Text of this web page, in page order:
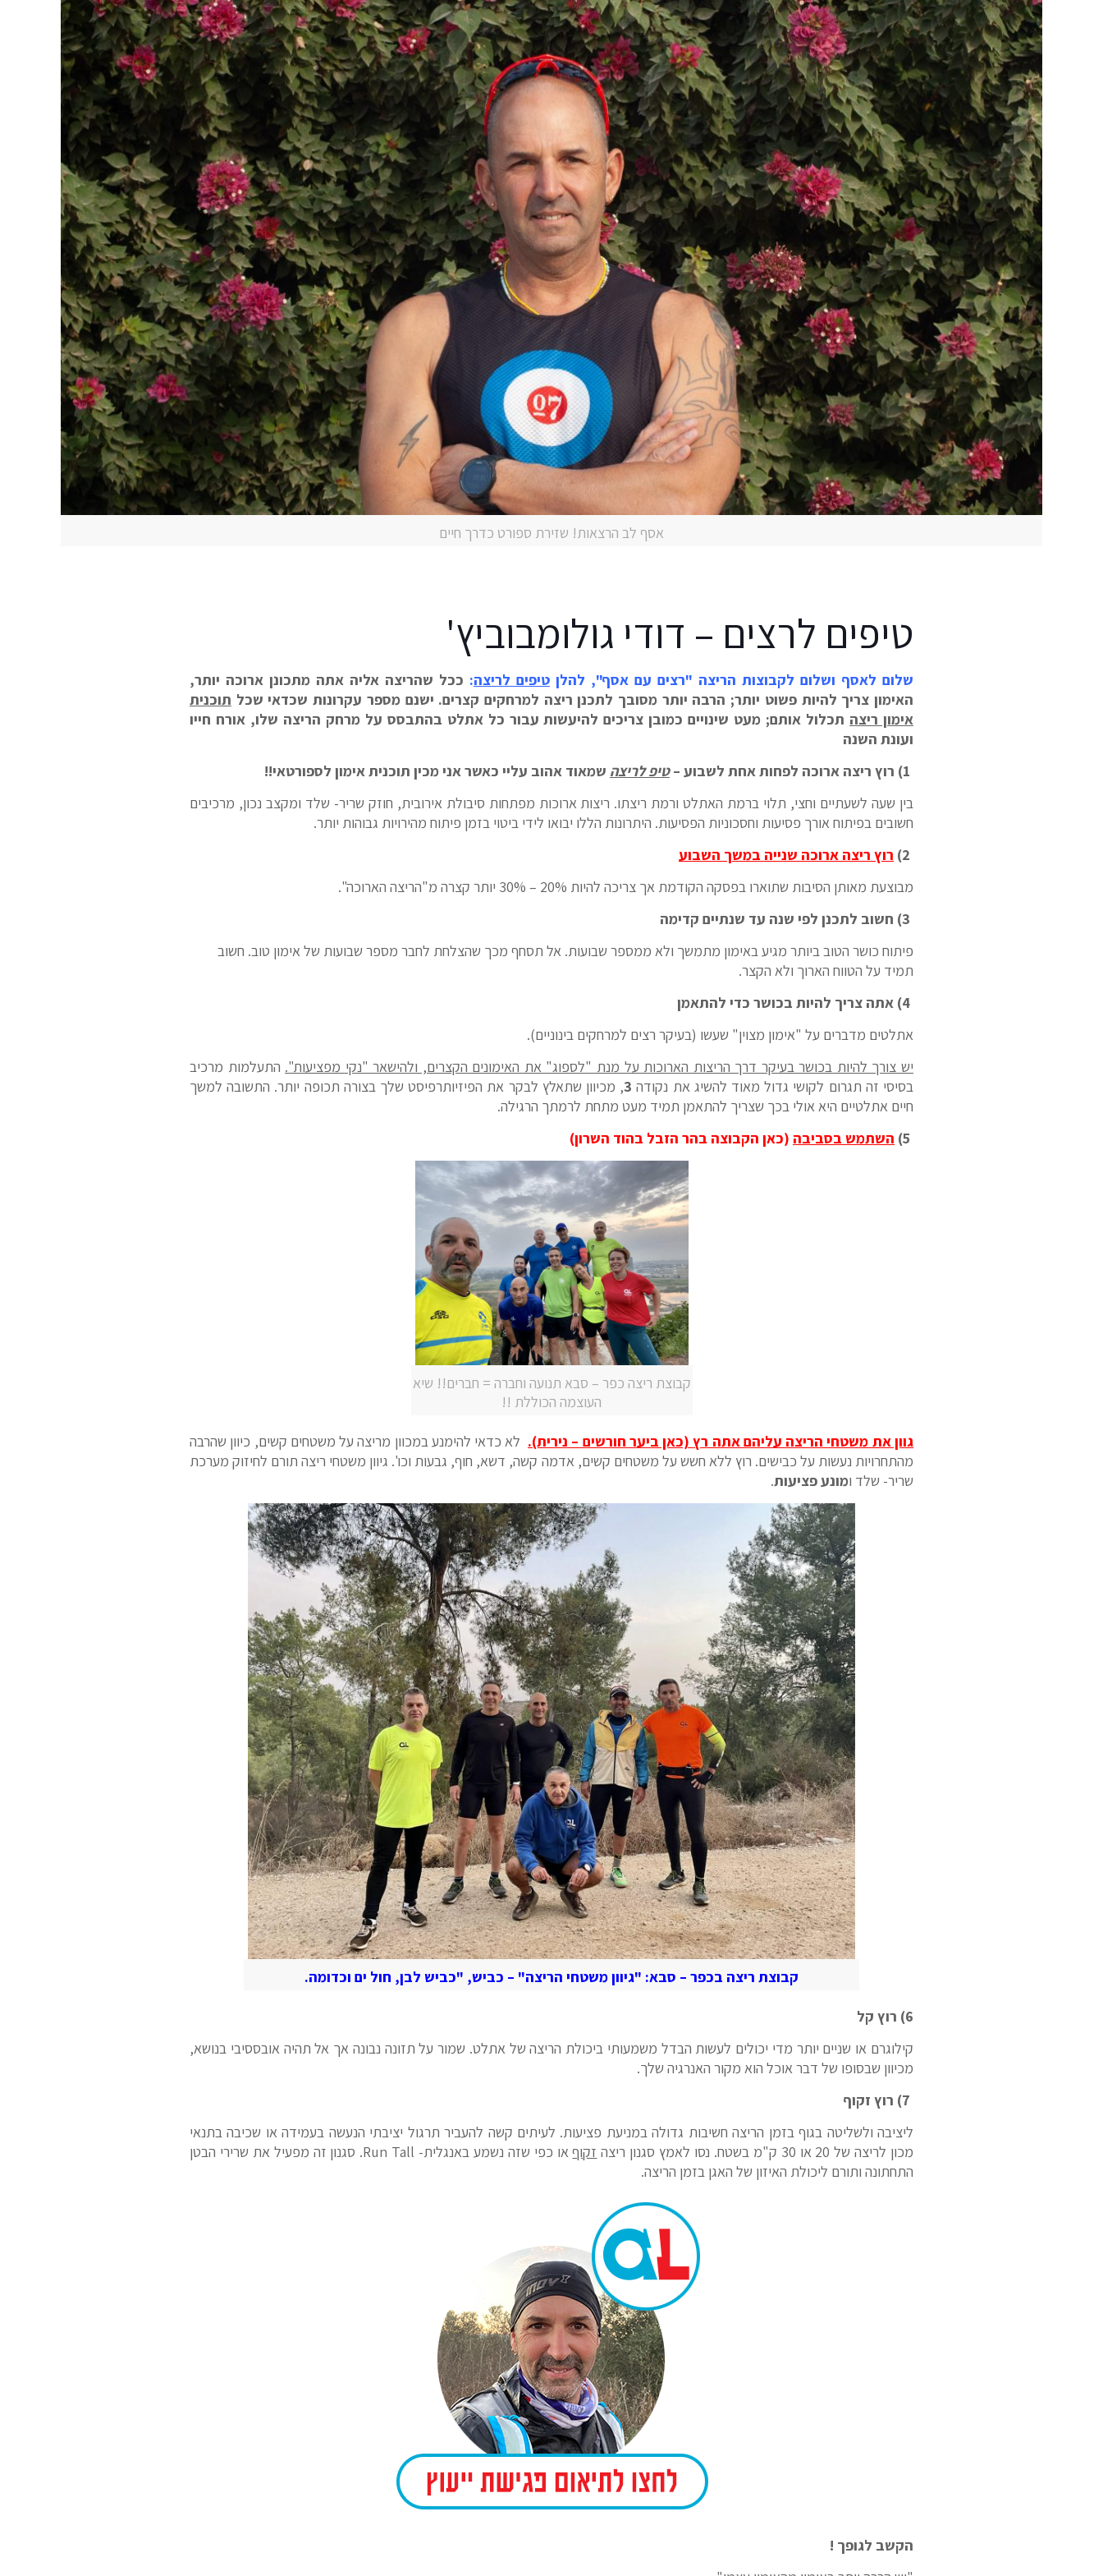
אסף לב הרצאות! שזירת ספורט כדרך חיים
טיפים לרצים – דודי גולומבוביץ'
שלום לאסף ושלום לקבוצות הריצה "רצים עם אסף", להלן טיפים לריצה: ככל שהריצה אליה אתה מתכונן ארוכה יותר,
האימון צריך להיות פשוט יותר; הרבה יותר מסובך לתכנן ריצה למרחקים קצרים. ישנם מספר עקרונות שכדאי שכל תוכנית
אימון ריצה תכלול אותם; מעט שינויים כמובן צריכים להיעשות עבור כל אתלט בהתבסס על מרחק הריצה שלו, אורח חייו
ועונת השנה
1) רוץ ריצה ארוכה לפחות אחת לשבוע –
טיפ לריצה שמאוד אהוב עליי כאשר אני מכין תוכנית אימון לספורטאי!!
בין שעה לשעתיים וחצי, תלוי ברמת האתלט ורמת ריצתו. ריצות ארוכות מפתחות סיבולת אירובית, חוזק שריר- שלד ומקצב נכון, מרכיבים
חשובים בפיתוח אורך פסיעות וחסכוניות הפסיעות. היתרונות הללו יבואו לידי ביטוי בזמן פיתוח מהירויות גבוהות יותר.
2) רוץ ריצה ארוכה שנייה במשך השבוע
מבוצעת מאותן הסיבות שתוארו בפסקה הקודמת אך צריכה להיות 20% – 30% יותר קצרה מ"הריצה הארוכה".
3) חשוב לתכנן לפי שנה עד שנתיים קדימה
פיתוח כושר הטוב ביותר מגיע באימון מתמשך ולא ממספר שבועות. אל תסחף מכך שהצלחת לחבר מספר שבועות של אימון טוב. חשוב
תמיד על הטווח הארוך ולא הקצר.
4) אתה צריך להיות בכושר כדי להתאמן
אתלטים מדברים על "אימון מצוין" שעשו (בעיקר רצים למרחקים בינוניים).
יש צורך להיות בכושר בעיקר דרך הריצות הארוכות על מנת "לספוג" את האימונים הקצרים, ולהישאר "נקי מפציעות". התעלמות מרכיב
בסיסי זה תגרום לקושי גדול מאוד להשיג את נקודה 3, מכיוון שתאלץ לבקר את הפיזיותרפיסט שלך בצורה תכופה יותר. התשובה למשך
חיים אתלטיים היא אולי בכך שצריך להתאמן תמיד מעט מתחת לרמתך הרגילה.
5) השתמש בסביבה (כאן הקבוצה בהר הזבל בהוד השרון)
קבוצת ריצה כפר – סבא תנועה וחברה = חברים!! שיא
העוצמה הכוללת !!
גוון את משטחי הריצה עליהם אתה רץ(כאן ביער חורשים – נירית). לא כדאי להימנע במכוון מריצה על משטחים קשים, כיוון שהרבה
מהתחרויות נעשות על כבישים. רוץ ללא חשש על משטחים קשים, אדמה קשה, דשא, חוף, גבעות וכו'. גיוון משטחי ריצה תורם לחיזוק מערכת
שריר- שלד ומונע פציעות.
קבוצת ריצה בכפר – סבא: "גיוון משטחי הריצה" – כביש, "כביש לבן, חול ים וכדומה.
6) רוץ קל
קילוגרם או שניים יותר מדי יכולים לעשות הבדל משמעותי ביכולת הריצה של אתלט. שמור על תזונה נבונה אך אל תהיה אובססיבי בנושא,
מכיוון שבסופו של דבר אוכל הוא מקור האנרגיה שלך.
7) רוץ זקוף
ליציבה ולשליטה בגוף בזמן הריצה חשיבות גדולה במניעת פציעות. לעיתים קשה להעביר תרגול יציבתי הנעשה בעמידה או שכיבה בתנאי
מכון לריצה של 20 או 30 ק"מ בשטח. נסו לאמץ סגנון ריצה
זקוף
או כפי שזה נשמע באנגלית- Run Tall. סגנון זה מפעיל את שרירי הבטן
התחתונה ותורם ליכולת האיזון של האגן בזמן הריצה.
הקשב לגופך !